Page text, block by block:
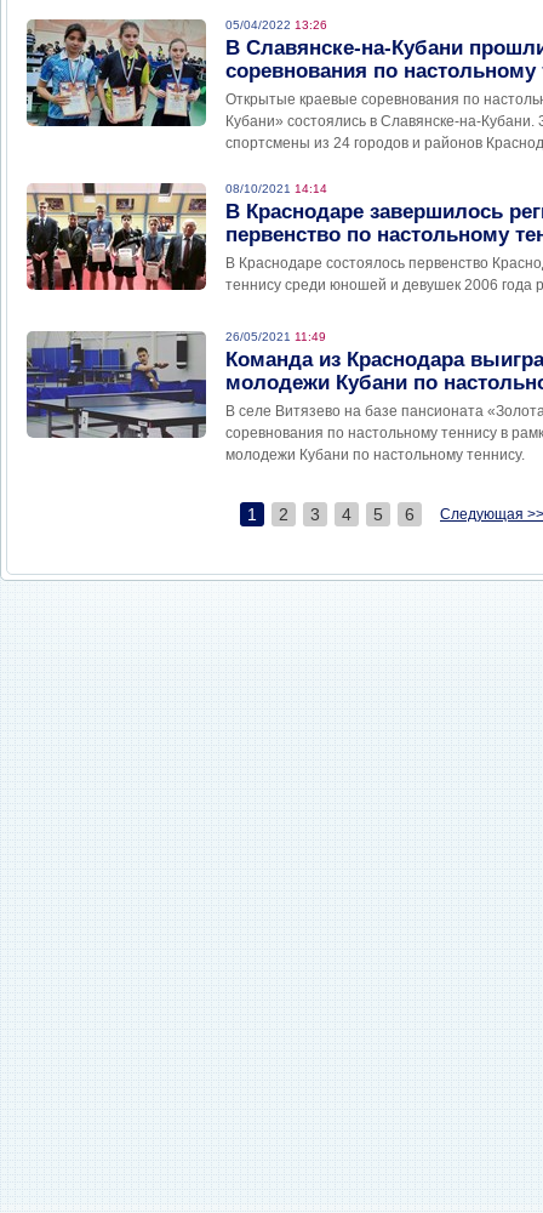
05/04/2022 13:26
В Славянске-на-Кубани
соревнования по настольному
Открытые краевые соревнования по
Кубани» состоялись в Славянске-на-
спортсмены из 24 городов и районов
08/10/2021 14:14
В Краснодаре завершилось
первенство по настольному
В Краснодаре состоялось первенство
теннису среди юношей и девушек 2006 года
26/05/2021 11:49
Команда из Краснодара
молодежи Кубани по
В селе Витязево на базе пансионата
соревнования по настольному теннису в
молодежи Кубани по настольному теннису.
1 2 3 4 5 6 Следующая >>